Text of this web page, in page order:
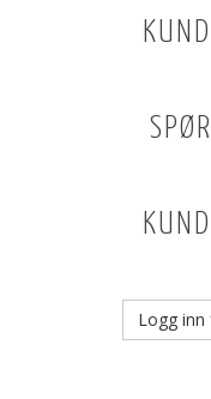
Logg inn